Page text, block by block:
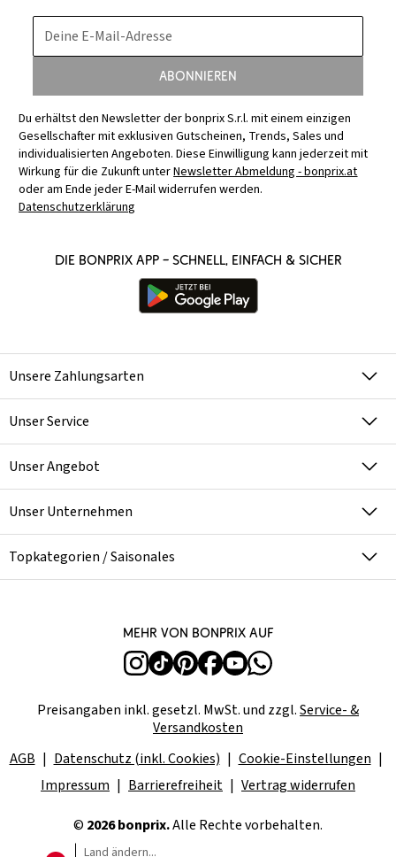
Deine E-Mail-Adresse
Abonnieren
Du erhältst den Newsletter der bonprix S.r.l. mit einem einzigen
Gesellschafter mit exklusiven Gutscheinen, Trends, Sales und
individualisierten Angeboten. Diese Einwilligung kann jederzeit mit
Wirkung für die Zukunft unterNewsletter Abmeldung - bonprix.at
oder am Ende jeder E-Mail widerrufen werden.
Datenschutzerklärung
Die bonprix App – schnell, einfach & sicher
Unsere Zahlungsarten
Unser Service
Unser Angebot
Unser Unternehmen
Topkategorien / Saisonales
Mehr von bonprix auf
Preisangaben inkl. gesetzl. MwSt. und zzgl.Service- &
Versandkosten
AGB
Datenschutz (inkl. Cookies)
Cookie-Einstellungen
Impressum
Barrierefreiheit Vertrag widerrufen
© 2026 bonprix.Alle Rechte vorbehalten.
Land ändern...